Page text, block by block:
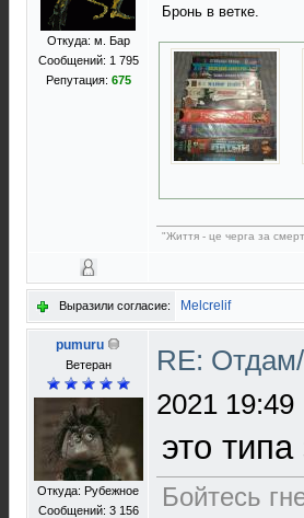
Откуда: м. Бар
Сообщений: 1 795
Репутация: 675
Бронь в ветке.
"Життя - це черга за
Выразили согласие: Melcrelif
pumuru
Ветеран
Откуда: Рубежное
Сообщений: 3 156
RE:
2021 19:49
это
Бойтесь